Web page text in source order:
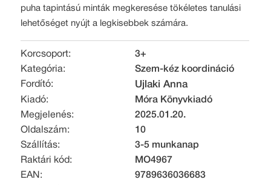
puha tapintású minták megkeresése tökéletes tanulási
lehetőséget nyújt a legkisebbek számára.
Korcsoport:
3+
Kategória:
Szem-kéz koordináció
Fordító:
Ujlaki Anna
Kiadó:
Móra Könyvkiadó
Megjelenés:
2025.01.20.
Oldalszám:
10
Szállítás:
3-5 munkanap
Raktári kód:
MO4967
EAN:
9789636036683